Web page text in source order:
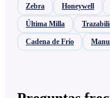
Zebra Honeywell
Última Milla
Cadena de Frío